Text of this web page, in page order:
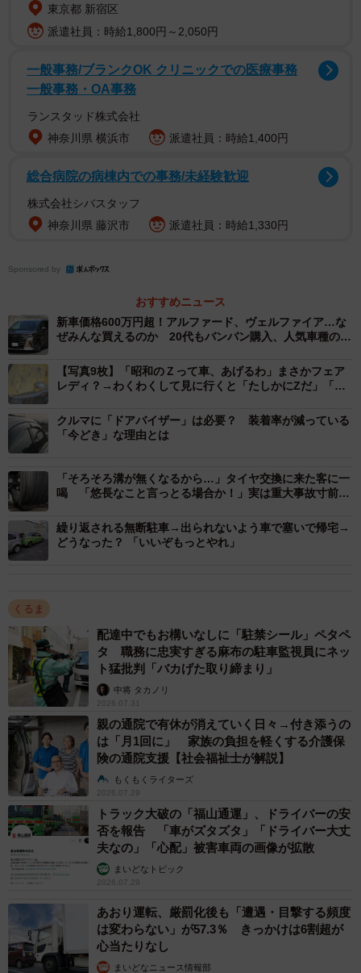
試乗車落ち中古車と混同されやすい存在として、「登録済
◇ ◇
【試乗車】
新車登録：済み
販売時期（目安）：登録後半年～1年
走行距離（目安）：数百キロ～5,000キロ
【登録済み未使用車】
用途：（売上実績を作る）
新車登録：済み
販売時期（目安）：登録後1カ月～
走行距離（目安）：数キロ～数十キロ
【展示車】
用途：顧客が内外装を見る
新車登録：未登録
販売時期（目安）：展示開始半年～1年後
走行距離（目安）：数キロ～数十キロ
◇ ◇
売上実績を作るなどの理由からナンバー登録のみ行われ、
実際の走行には使われていないクルマを指します。登録済
みなので中古車として扱われますが、年式が極めて新し
く、走行距離もゼロに近い（店舗への移動などはあり）で
す。
▽展示車とは
ディーラーなどで展示されているクルマです。公道を走っ
ておらず、一般にナンバーも未登録なので「新車扱い」さ
れます。試乗車と同様に一定期間を経て販売されることが
あります。
東京都 新宿区
派遣社員：時給1,800円～2,050円
一般事務/ブランクOK クリニックでの医療事務
一般事務・OA事務
ランスタッド株式会社
神奈川県 横浜市
派遣社員：時給1,400円
総合病院の病棟内での事務/未経験歓迎
株式会社シバスタッフ
神奈川県 藤沢市
派遣社員：時給1,330円
Sponsored by
おすすめニュース
新車価格600万円超！アルファード、ヴェルファイア…な
ぜみんな買えるのか 20代もバンバン購入、人気車種の不
【写真9枚】「昭和のＺって車、あげるわ」まさかフェア
レディ？→わくわくして見に行くと「たしかにZだ」「激
クルマに「ドアバイザー」は必要？ 装着率が減っている
「今どき」な理由とは
「そろそろ溝が無くなるから…」タイヤ交換に来た客に一
喝 「悠長なこと言っとる場合か！」実は重大事故寸前
繰り返される無断駐車→出られないよう車で塞いで帰宅→
どうなった？ 「いいぞもっとやれ」
くるま
配達中でもお構いなしに「駐禁シール」ペタペ
タ 職務に忠実すぎる麻布の駐車監視員にネッ
ト猛批判「バカげた取り締まり」
中将 タカノリ
2026.07.31
親の通院で有休が消えていく日々→付き添うの
は「月1回に」 家族の負担を軽くする介護保
険の通院支援【社会福祉士が解説】
もくもくライターズ
2026.07.29
トラック大破の「福山通運」、ドライバーの安
否を報告 「車がズタズタ」「ドライバー大丈
夫なの」「心配」被害車両の画像が拡散
まいどなトピック
2026.07.29
あおり運転、厳罰化後も「遭遇・目撃する頻度
は変わらない」が57.3％ きっかけは6割超が
心当たりなし
まいどなニュース情報部